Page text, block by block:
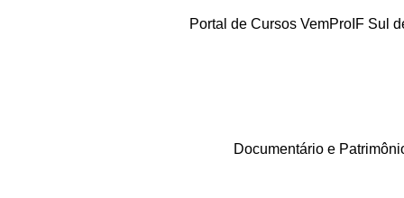
Portal de Cursos VemProIF Sul
Documentário e